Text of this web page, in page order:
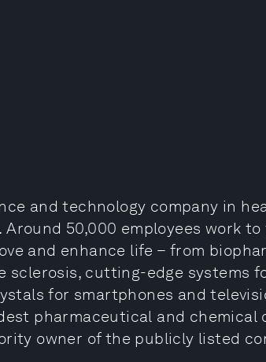
and technology company in
50,000 employees work
and enhance life – from
sclerosis, cutting-edge systems
for smartphones and
pharmaceutical and chemical
owner of the publicly listed